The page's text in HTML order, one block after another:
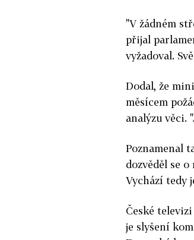
"V žádném
přijal
vyžadoval.
Dodal, že
měsícem
analýzu věci.
Poznamenal
dozvěděl se
Vychází tedy
České
je slyšení